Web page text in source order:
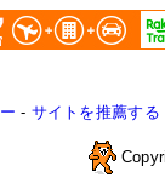
- サイトを推薦する